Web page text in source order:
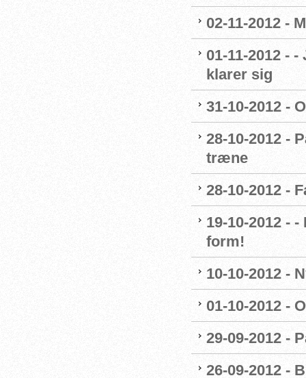
02-11-2012 -
01-11-2012 -
klarer sig
31-10-2012 -
28-10-2012 -
træne
28-10-2012 -
19-10-2012 -
form!
10-10-2012 -
01-10-2012 -
29-09-2012 -
26-09-2012 -